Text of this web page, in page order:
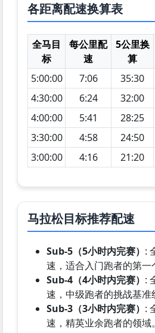
各距离配速换算表
全马目
标
每公里配
速
5公里换
算
5:00:00
7:06 35:30
4:30:00
6:24 32:00
4:00:00
5:41 28:25
3:30:00
4:58 24:50
3:00:00
4:16 21:20
马拉松目标推荐配速
Sub-5（5小时内完赛） :
速，适合入门跑者的第一
Sub-4（4小时内完赛） :
速，中级跑者的挑战基准
Sub-3（3小时内完赛） :
速，精英业余跑者的领域。